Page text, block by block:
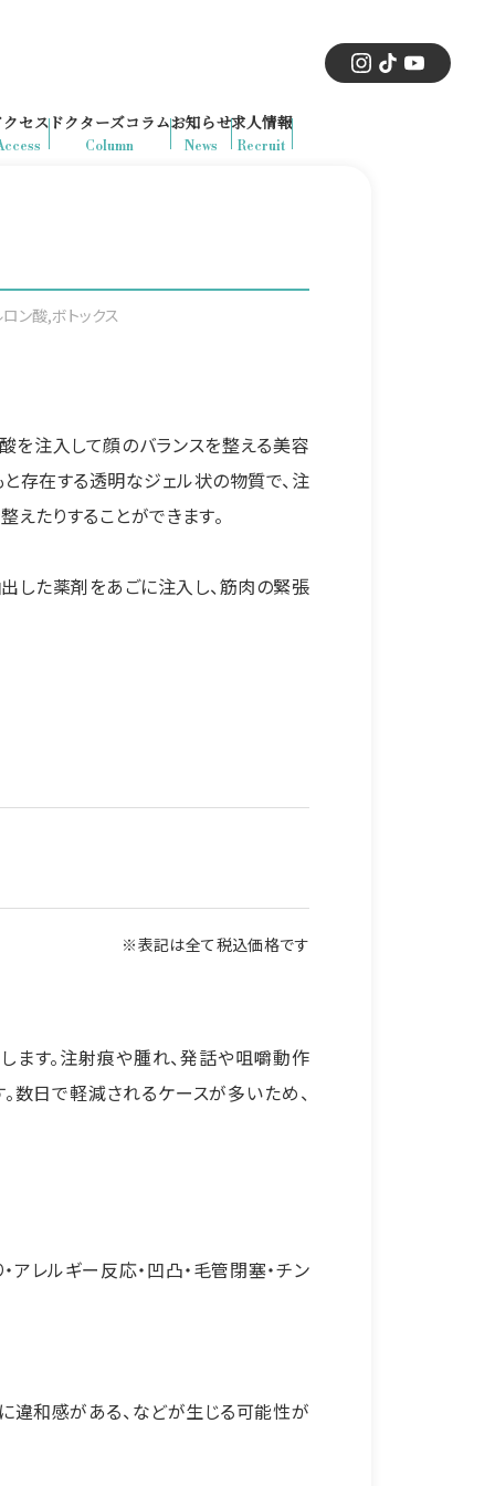
セス
Column
ドクターズコラム
News
お知らせ
Recruit
求人情報
ン酸,ボトックス
を注入して顔のバランスを整える美容
存在する透明なジェル状の物質で、注
えたりすることができます。
出した薬剤をあごに注入し、筋肉の緊張
※表記は全て税込価格です
す。注射痕や腫れ、発話や咀嚼動作
数日で軽減されるケースが多いため、
アレルギー反応・凹凸・毛管閉塞・チン
違和感がある、などが生じる可能性が